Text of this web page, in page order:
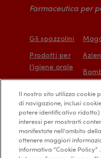
Farmaceutica per
Gli spazzolini
Prodotti per
l’igiene orale
Protezione e
prevenzione
Il nostro sito utilizza cookie
di navigazione, inclusi
potere identificativo
interessi per mostrarti
manifestate nell'ambito
ottenere maggiori
informativa “Cookie